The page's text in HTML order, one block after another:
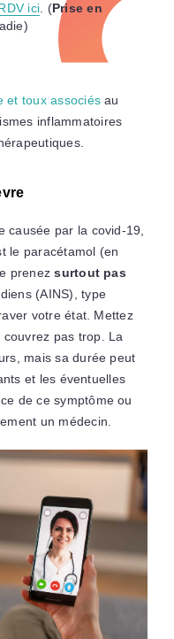
ici. (Prise en
et toux associés au
inflammatoires
causée par la covid-19,
le paracétamol (en
prenez surtout pas
(AINS), type
votre état. Mettez
couvrez pas trop. La
mais sa durée peut
et les éventuelles
de ce symptôme ou
un médecin.